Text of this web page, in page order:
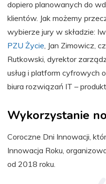
dopiero planowanych do
klientów. Jak możemy
wybierze jury w składzie:
PZU Życie, Jan Zimowicz,
Rutkowski, dyrektor
usług i platform cyfrowych
biura rozwiązań IT –
Wykorzystanie
Coroczne Dni Innowacji,
Innowacja Roku,
od 2018 roku.